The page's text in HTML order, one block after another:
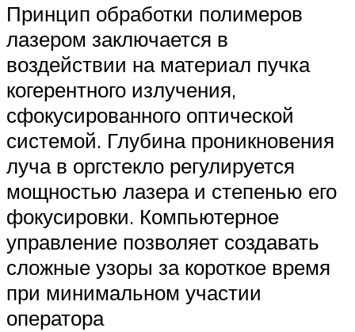
Принцип обработки полимеров
лазером заключается в
воздействии на материал пучка
когерентного излучения,
сфокусированного оптической
системой. Глубина проникновения
луча в оргстекло регулируется
мощностью лазера и степенью его
фокусировки. Компьютерное
управление позволяет создавать
сложные узоры за короткое время
при минимальном участии
оператора